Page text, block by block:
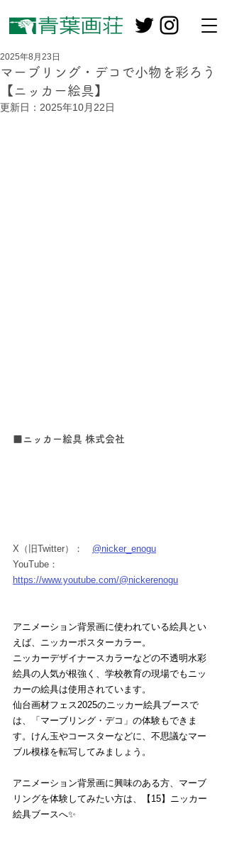
マーブリング・デコで小物を彩ろう
【ニッカー絵具】
2025年8月23日
更新日： 2025年10月22日
■ニッカー絵具 株式会社
X（旧Twitter）： @nicker_enogu
YouTube：
https://www.youtube.com/@nickerenogu
アニメーション背景画に使われている絵具とい
えば、ニッカーポスターカラー。
ニッカーデザイナースカラーなどの不透明水彩
絵具の人気が根強く、学校教育の現場でもニッ
カーの絵具は使用されています。
仙台画材フェス2025のニッカー絵具ブースで
は、「マーブリング・デコ」の体験もできま
す。けん玉やコースターなどに、不思議なマー
ブル模様を転写してみましょう。
アニメーション背景画に興味のある方、マーブ
リングを体験してみたい方は、【15】ニッカー
絵具ブースへ✨